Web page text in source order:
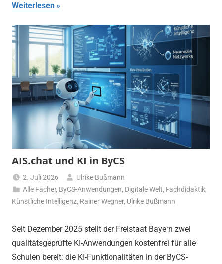
Weiterlesen
AIS.chat und KI in ByCS
2. Juli 2026
Ulrike Bußmann
Alle Fächer, ByCS-Anwendungen, Digitale Welt, Fachdidaktik,
Künstliche Intelligenz, Rainer Wegner, Ulrike Bußmann
Seit Dezember 2025 stellt der Freistaat Bayern zwei
qualitätsgeprüfte KI-Anwendungen kostenfrei für alle
Schulen bereit: die KI-Funktionalitäten in der ByCS-